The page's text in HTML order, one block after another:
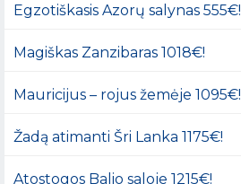
Egzotiškasis Azorų salynas 555€!
Magiškas Zanzibaras 1018€!
Mauricijus – rojus žemėje 1095€!
Žadą atimanti Šri Lanka 1175€!
Atostogos Balio saloje 1215€!